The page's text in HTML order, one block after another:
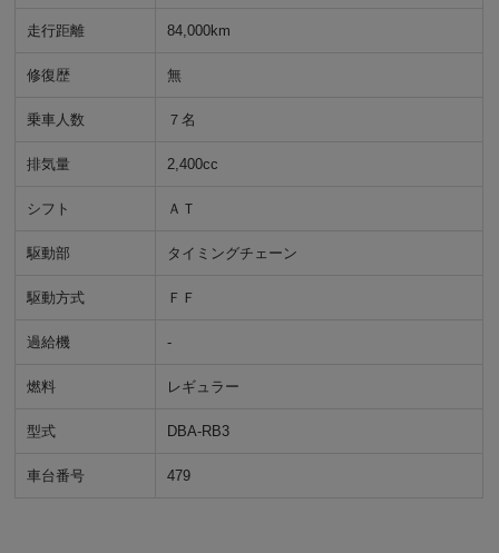
走行距離 84,000km
修復歴 無
乗車人数 ７名
排気量 2,400cc
シフト ＡＴ
駆動部 タイミングチェーン
駆動方式 ＦＦ
過給機 -
燃料 レギュラー
型式 DBA-RB3
車台番号 479